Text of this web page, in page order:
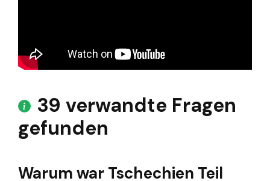
39 verwandte Fragen
gefunden
Warum war Tschechien Teil